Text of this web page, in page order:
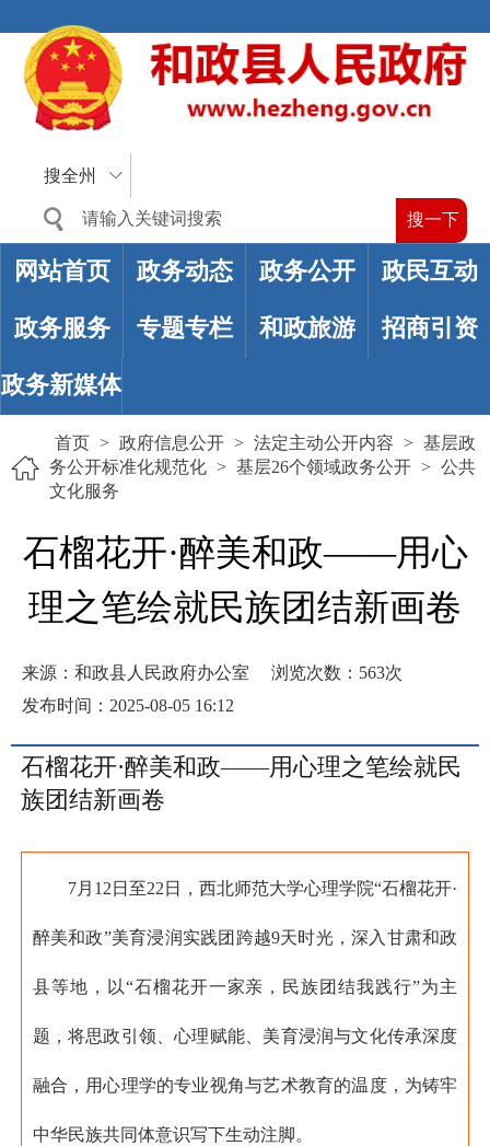
搜全州
网站首页 政务动态 政务公开 政民互动
政务服务 专题专栏 和政旅游 招商引资
政务新媒体
首页 > 政府信息公开 > 法定主动公开内容 > 基层政
务公开标准化规范化 > 基层26个领域政务公开 > 公共
文化服务
石榴花开·醉美和政——用心
理之笔绘就民族团结新画卷
来源：和政县人民政府办公室 浏览次数： 563次
发布时间：2025-08-05 16:12
石榴花开·醉美和政——用心理之笔绘就民
族团结新画卷
7月12日至22日，西北师范大学心理学院“石榴花开·
醉美和政”美育浸润实践团跨越9天时光，深入甘肃和政
县等地，以“石榴花开一家亲，民族团结我践行”为主
题，将思政引领、心理赋能、美育浸润与文化传承深度
融合，用心理学的专业视角与艺术教育的温度，为铸牢
中华民族共同体意识写下生动注脚。